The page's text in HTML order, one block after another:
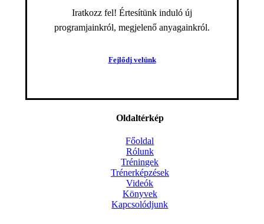
Iratkozz fel! Értesítünk induló új
programjainkról, megjelenő anyagainkról.
Fejlődj velünk
Oldaltérkép
Főoldal
Rólunk
Tréningek
Trénerképzések
Videók
Könyvek
Kapcsolódjunk